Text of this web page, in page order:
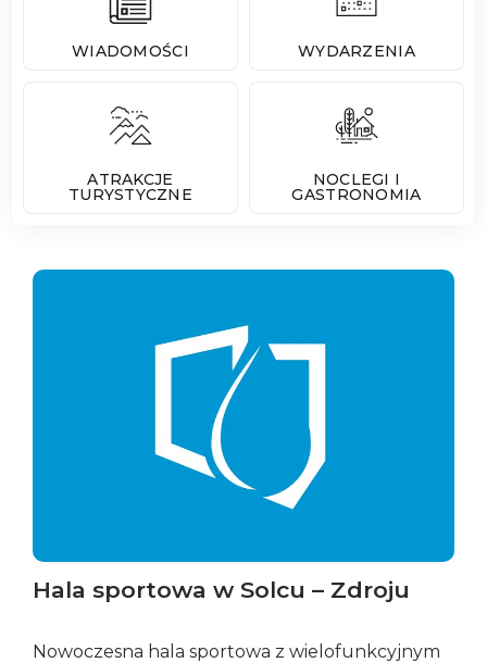
WIADOMOŚCI WYDARZENIA
ATRAKCJE
TURYSTYCZNE
NOCLEGI I
GASTRONOMIA
Hala sportowa w Solcu – Zdroju
Nowoczesna hala sportowa z wielofunkcyjnym